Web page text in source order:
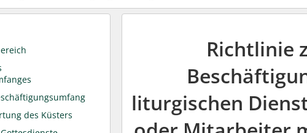
des Küsters
Richtlinie
liturgischen